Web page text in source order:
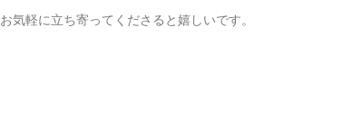
軽に立ち寄ってくださると嬉しいです。